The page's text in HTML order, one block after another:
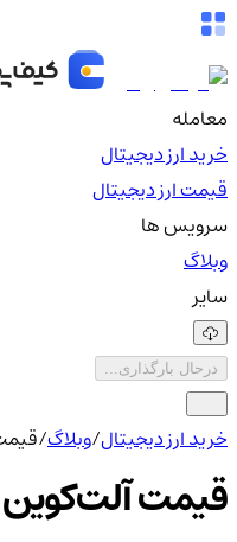
معامله
خرید ارز دیجیتال
قیمت ارز دیجیتال
سرویس ها
وبلاگ
سایر
درحال بارگذاری...
خرید ارز دیجیتال/وبلاگ/قیمت
قیمت آلت‌کوین های